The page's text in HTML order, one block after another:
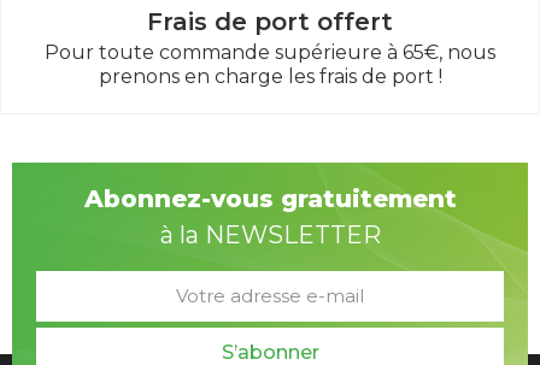
Frais de port offert
Pour toute commande supérieure à 65€, nous
prenons en charge les frais de port !
Abonnez-vous gratuitement
à la NEWSLETTER
S’abonner